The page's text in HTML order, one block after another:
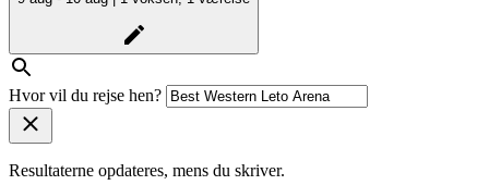
Hvor vil du rejse hen?
Resultaterne opdateres, mens du skriver.